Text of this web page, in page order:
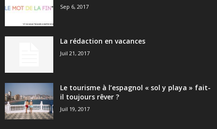
Sep 6, 2017
La rédaction en vacances
Juil 21, 2017
Le tourisme à l’espagnol « sol y playa » fait-
il toujours rêver ?
Juil 19, 2017